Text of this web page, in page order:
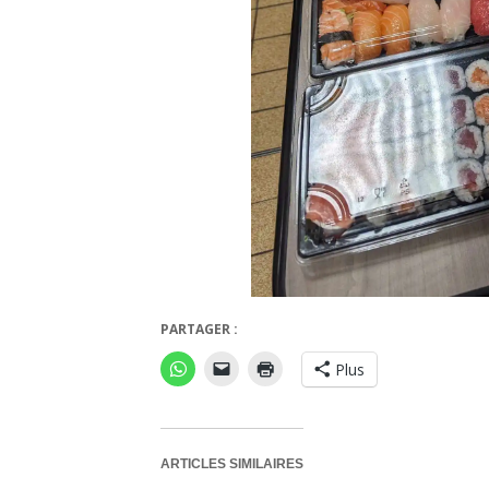
PARTAGER :
Plus
ARTICLES SIMILAIRES